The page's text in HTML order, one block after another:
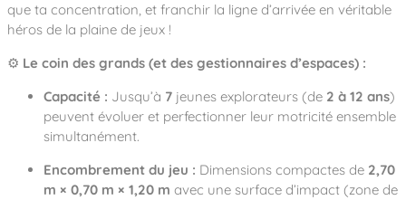
que ta concentration, et franchir la ligne d’arrivée en véritable
héros de la plaine de jeux !
⚙️ Le coin des grands (et des gestionnaires d’espaces) :
Capacité : Jusqu’à 7 jeunes explorateurs (de 2 à 12 ans)
peuvent évoluer et perfectionner leur motricité ensemble
simultanément.
Encombrement du jeu : Dimensions compactes de 2,70
m × 0,70 m × 1,20 m avec une surface d’impact (zone de